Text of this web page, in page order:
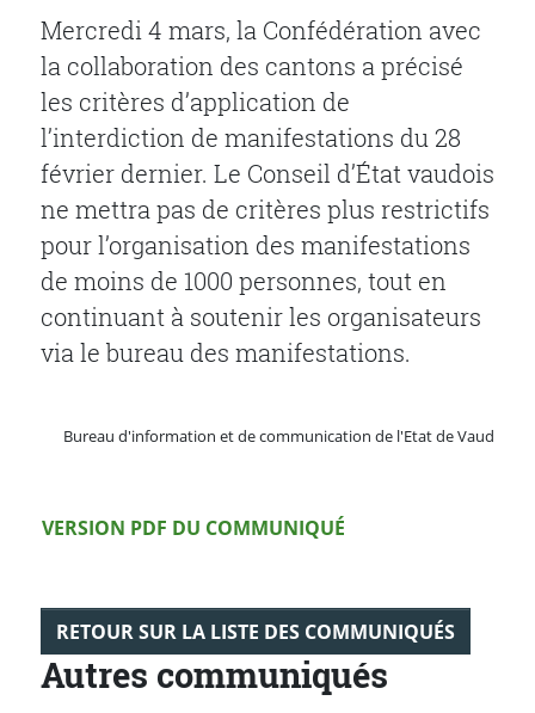
Mercredi 4 mars, la Confédération avec
la collaboration des cantons a précisé
les critères d’application de
l’interdiction de manifestations du 28
février dernier. Le Conseil d’État vaudois
ne mettra pas de critères plus restrictifs
pour l’organisation des manifestations
de moins de 1000 personnes, tout en
continuant à soutenir les organisateurs
via le bureau des manifestations.
Bureau d'information et de communication de l'Etat de Vaud
Version PDF
VERSION PDF DU COMMUNIQUÉ
RETOUR SUR LA LISTE DES COMMUNIQUÉS
Autres communiqués